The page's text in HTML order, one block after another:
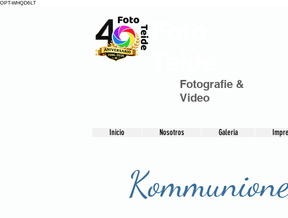
OPT-WHQD6LT
Fotografie &
Video
Inicio Nosotros Galeria